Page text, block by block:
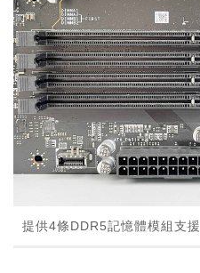
提供4條DDR5記憶體模組支援